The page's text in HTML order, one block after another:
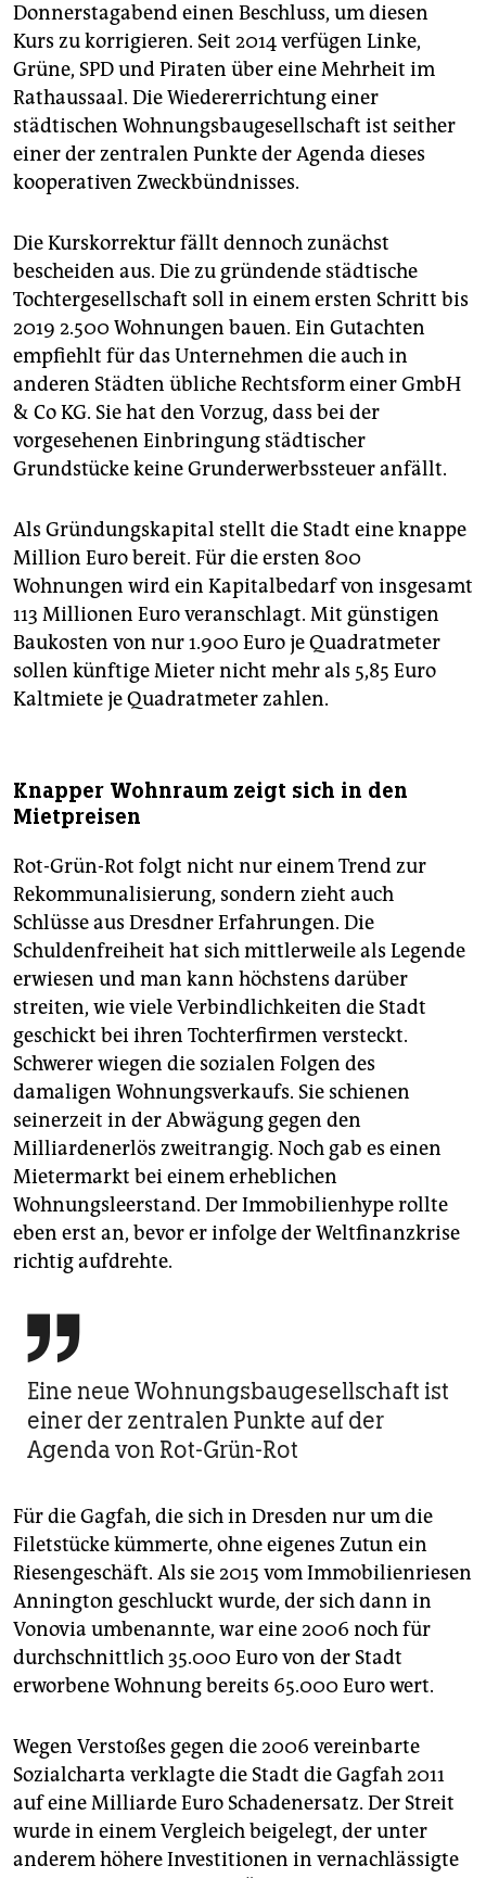
Donnerstagabend einen Beschluss, um diesen
Kurs zu korrigieren. Seit 2014 verfügen Linke,
Grüne, SPD und Piraten über eine Mehrheit im
Rathaussaal. Die Wiedererrichtung einer
städtischen Wohnungsbaugesellschaft ist seither
einer der zentralen Punkte der Agenda dieses
kooperativen Zweckbündnisses.
Die Kurskorrektur fällt dennoch zunächst
bescheiden aus. Die zu gründende städtische
Tochtergesellschaft soll in einem ersten Schritt bis
2019 2.500 Wohnungen bauen. Ein Gutachten
empfiehlt für das Unternehmen die auch in
anderen Städten übliche Rechtsform einer GmbH
& Co KG. Sie hat den Vorzug, dass bei der
vorgesehenen Einbringung städtischer
Grundstücke keine Grunderwerbssteuer anfällt.
Als Gründungskapital stellt die Stadt eine knappe
Million Euro bereit. Für die ersten 800
Wohnungen wird ein Kapitalbedarf von insgesamt
113 Millionen Euro veranschlagt. Mit günstigen
Baukosten von nur 1.900 Euro je Quadratmeter
sollen künftige Mieter nicht mehr als 5,85 Euro
Kaltmiete je Quadratmeter zahlen.
Knapper Wohnraum zeigt sich in den
Mietpreisen
Rot-Grün-Rot folgt nicht nur einem Trend zur
Rekommunalisierung, sondern zieht auch
Schlüsse aus Dresdner Erfahrungen. Die
Schuldenfreiheit hat sich mittlerweile als Legende
erwiesen und man kann höchstens darüber
streiten, wie viele Verbindlichkeiten die Stadt
geschickt bei ihren Tochterfirmen versteckt.
Schwerer wiegen die sozialen Folgen des
damaligen Wohnungsverkaufs. Sie schienen
seinerzeit in der Abwägung gegen den
Milliardenerlös zweitrangig. Noch gab es einen
Mietermarkt bei einem erheblichen
Wohnungsleerstand. Der Immobilienhype rollte
eben erst an, bevor er infolge der Weltfinanzkrise
richtig aufdrehte.

Eine neue Wohnungsbau­gesellschaft ist
einer der zentralen Punkte auf der
Agenda von Rot-Grün-Rot
Für die Gagfah, die sich in Dresden nur um die
Filetstücke kümmerte, ohne eigenes Zutun ein
Riesengeschäft. Als sie 2015 vom Immobilienriesen
Annington geschluckt wurde, der sich dann in
Vonovia umbenannte, war eine 2006 noch für
durchschnittlich 35.000 Euro von der Stadt
erworbene Wohnung bereits 65.000 Euro wert.
Wegen Verstoßes gegen die 2006 vereinbarte
Sozialcharta verklagte die Stadt die Gagfah 2011
auf eine Milliarde Euro Schadenersatz. Der Streit
wurde in einem Vergleich beigelegt, der unter
anderem höhere Investitionen in vernachlässigte